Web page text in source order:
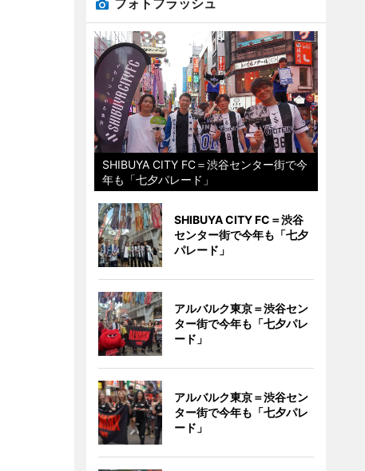
フォトフラッシュ
SHIBUYA CITY FC＝渋谷センター街で今
年も「七夕パレード」
SHIBUYA CITY FC＝渋谷
センター街で今年も「七夕
パレード」
アルバルク東京＝渋谷セン
ター街で今年も「七夕パレ
ード」
アルバルク東京＝渋谷セン
ター街で今年も「七夕パレ
ード」